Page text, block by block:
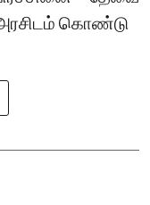
கொண்டு